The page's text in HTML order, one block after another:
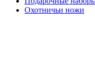
Охотничьи ножи